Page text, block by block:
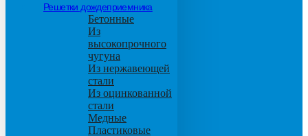
Решетки дождеприемника
Бетонные
Из
высокопрочного
чугуна
Из нержавеющей
стали
Из оцинкованной
стали
Медные
Пластиковые